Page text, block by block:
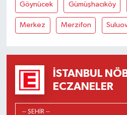
Göynücek Gümüşhacıköy
Merkez Merzifon
İSTANBUL
ECZANELER